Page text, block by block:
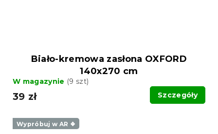
Biało-kremowa zasłona OXFORD
140x270 cm
W magazynie (9 szt)
39 zł Szczegóły
Wypróbuj w AR ❖